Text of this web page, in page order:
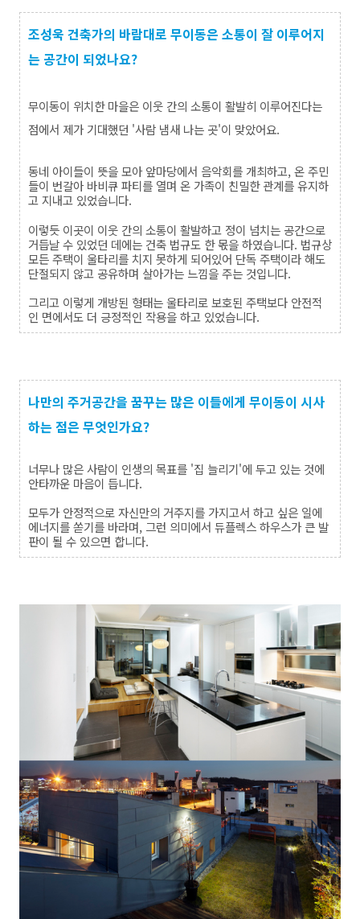
조성욱 건축가의 바람대로 무이동은 소통이 잘 이루어지
는 공간이 되었나요?
무이동이 위치한 마을은 이웃 간의 소통이 활발히 이루어진다는
점에서 제가 기대했던 '사람 냄새 나는 곳'이 맞았어요.
동네 아이들이 뜻을 모아 앞마당에서 음악회를 개최하고, 온 주민
들이 번갈아 바비큐 파티를 열며 온 가족이 친밀한 관계를 유지하
고 지내고 있었습니다.
이렇듯 이곳이 이웃 간의 소통이 활발하고 정이 넘치는 공간으로
거듭날 수 있었던 데에는 건축 법규도 한 몫을 하였습니다. 법규상
모든 주택이 울타리를 치지 못하게 되어있어 단독 주택이라 해도
단절되지 않고 공유하며 살아가는 느낌을 주는 것입니다.
그리고 이렇게 개방된 형태는 울타리로 보호된 주택보다 안전적
인 면에서도 더 긍정적인 작용을 하고 있었습니다.
나만의 주거공간을 꿈꾸는 많은 이들에게 무이동이 시사
하는 점은 무엇인가요?
너무나 많은 사람이 인생의 목표를 '집 늘리기'에 두고 있는 것에
안타까운 마음이 듭니다.
모두가 안정적으로 자신만의 거주지를 가지고서 하고 싶은 일에
에너지를 쏟기를 바라며, 그런 의미에서 듀플렉스 하우스가 큰 발
판이 될 수 있으면 합니다.